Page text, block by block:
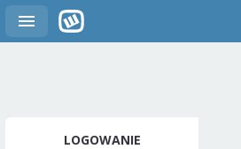
LOGOWANIE